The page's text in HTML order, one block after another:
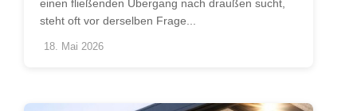
einen fließenden Übergang nach draußen sucht,
steht oft vor derselben Frage...
18. Mai 2026